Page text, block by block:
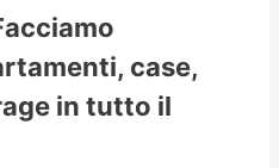
case,
in tutto il